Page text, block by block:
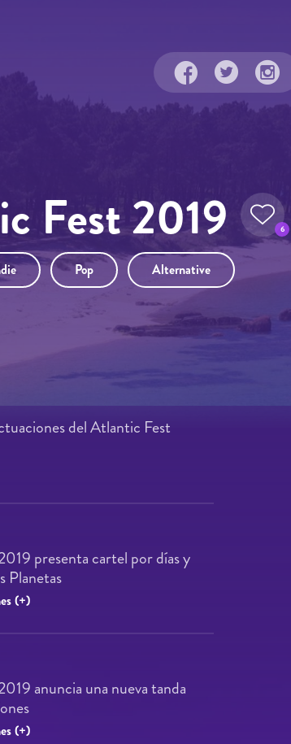
Fest 2019 6
Pop Alternative
del Atlantic Fest
presenta cartel por días y
Planetas
(+)
anuncia una nueva tanda
(+)